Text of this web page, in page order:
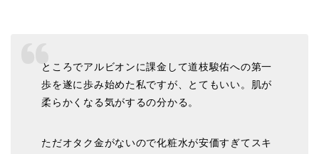
ところでアルビオンに課金して道枝駿佑への第一
歩を遂に歩み始めた私ですが、とてもいい。肌が
柔らかくなる気がするの分かる。
ただオタク金がないので化粧水が安価すぎてスキ